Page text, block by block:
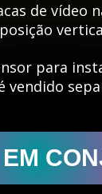
de vídeo
para
vendido